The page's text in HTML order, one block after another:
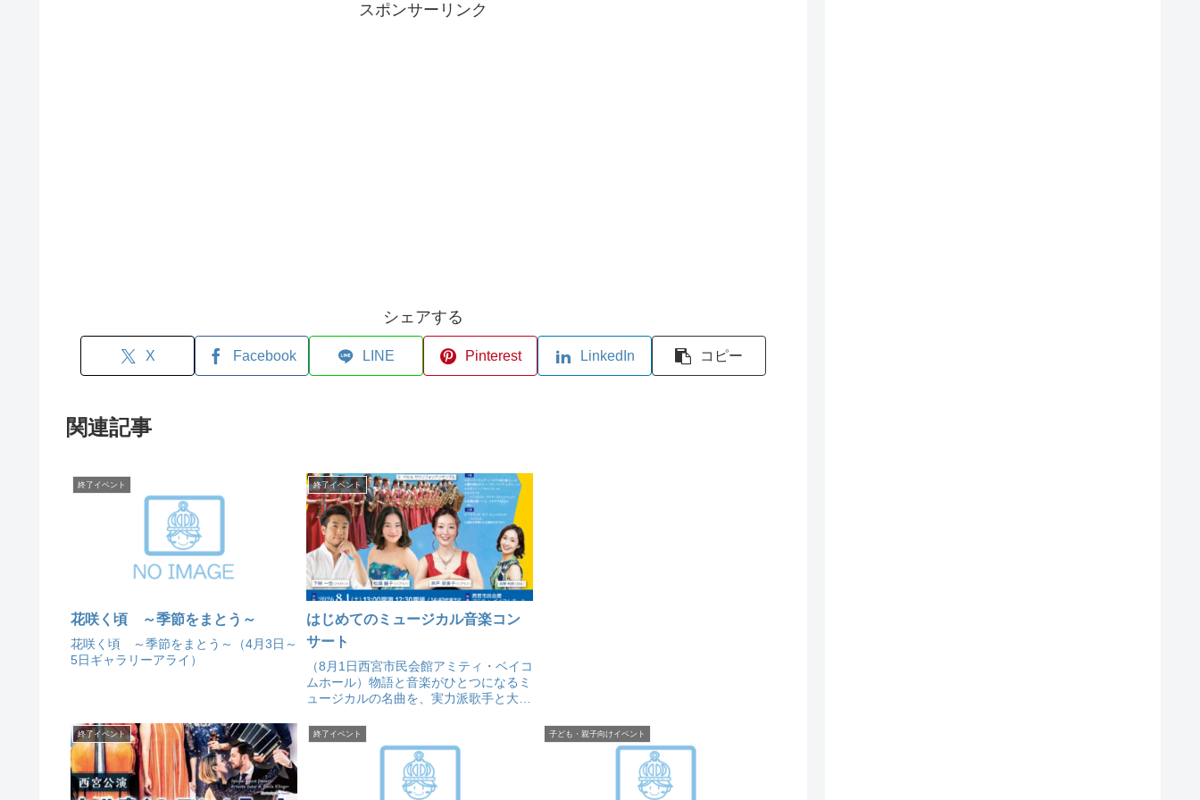
スポンサーリンク
シェアする
X Facebook LINE Pinterest LinkedIn コピー
関連記事
終了イベント
花咲く頃 ～季節をまとう～
花咲く頃 ～季節をまとう～（4月3日～
5日ギャラリーアライ）
終了イベント
はじめてのミュージカル音楽コン
サート
（8月1日西宮市民会館アミティ・ベイコ
ムホール）物語と音楽がひとつになるミ
ュージカルの名曲を、実力派歌手と大編
けします。
終了イベント 終了イベント 子ども・親子向けイベント